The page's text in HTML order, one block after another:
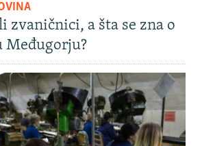
zvaničnici, a šta se zna o
Međugorju?